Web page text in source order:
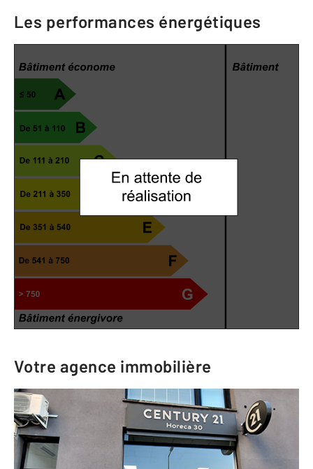
Les performances énergétiques
Votre agence immobilière